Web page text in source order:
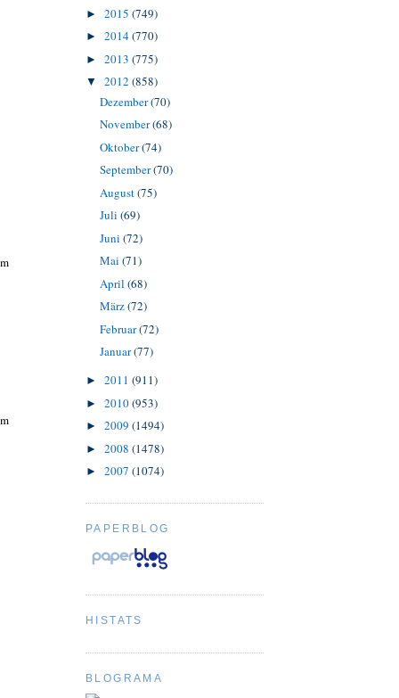
► 2015 (749)
► 2014(770)
► 2013 (775)
▼ 2012 (858)
Dezember(70)
November(68)
Oktober(74)
September(70)
August(75)
Juli (69)
Juni (72)
Mai (71)
April (68)
März(72)
Februar(72)
Januar(77)
► 2011 (911)
► 2010(953)
► 2009 (1494)
► 2008 (1478)
► 2007 (1074)
PAPERBLOG
HISTATS
BLOGRAMA